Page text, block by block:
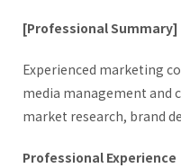
[Professional Summary]
Experienced marketing
media management and
market research, brand
Professional Experience